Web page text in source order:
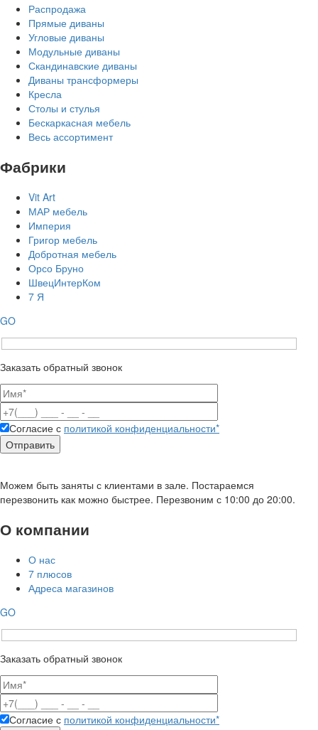
Распродажа
Прямые диваны
Угловые диваны
Модульные диваны
Скандинавские диваны
Диваны трансформеры
Кресла
Столы и стулья
Бескаркасная мебель
Весь ассортимент
Фабрики
Vit Art
МАР мебель
Империя
Григор мебель
Добротная мебель
Орсо Бруно
ШвецИнтерКом
7 Я
GO
Заказать обратный звонок
Согласие с политикой конфиденциальности*
Можем быть заняты с клиентами в зале. Постараемся
перезвонить как можно быстрее. Перезвоним с 10:00 до 20:00.
О компании
О нас
7 плюсов
Адреса магазинов
GO
Заказать обратный звонок
Согласие с политикой конфиденциальности*